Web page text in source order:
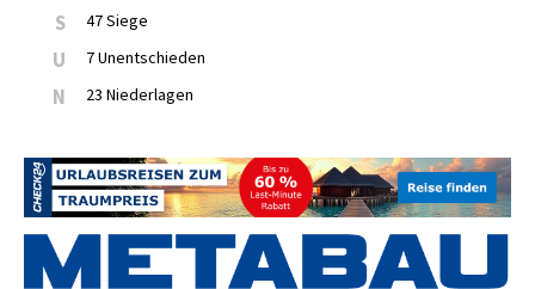
S 47 Siege
U 7 Unentschieden
N 23 Niederlagen